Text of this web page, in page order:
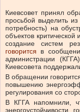
Киевсовет принял
просьбой выделить
потребность) на
объектов критической
создание систем
говорится
в
администрации
Киевсовета
В обращении
повышению
регулирования со
В КГГА напомнили,
энергоустойчивости